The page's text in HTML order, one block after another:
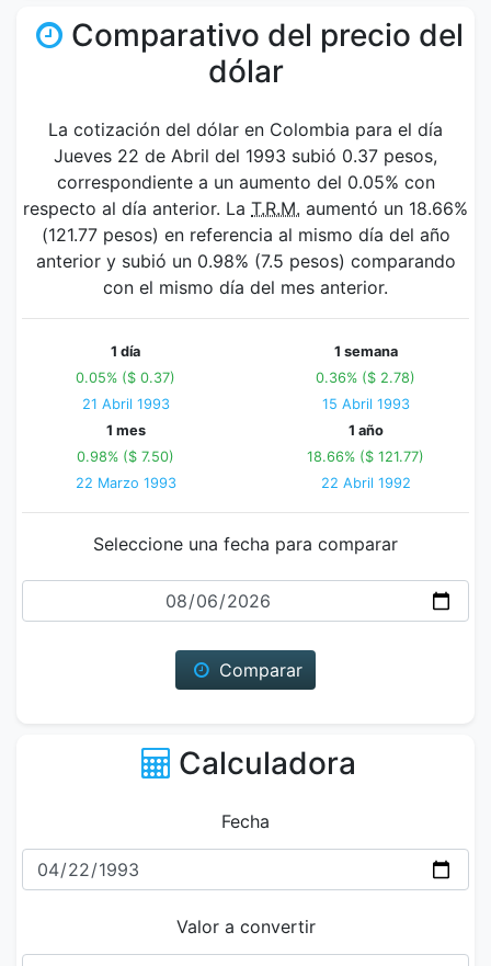
Comparativo del precio del
dólar
La cotización del dólar en Colombia para el día
Jueves 22 de Abril del 1993 subió 0.37 pesos,
correspondiente a un aumento del 0.05% con
respecto al día anterior. La T.R.M. aumentó un 18.66%
(121.77 pesos) en referencia al mismo día del año
anterior y subió un 0.98% (7.5 pesos) comparando
con el mismo día del mes anterior.
1 día
0.05% ($ 0.37)
21 Abril 1993
1 semana
0.36% ($ 2.78)
15 Abril 1993
1 mes
0.98% ($ 7.50)
22 Marzo 1993
1 año
18.66% ($ 121.77)
22 Abril 1992
Seleccione una fecha para comparar
Fecha
Comparar
Calculadora
Fecha
Valor a convertir